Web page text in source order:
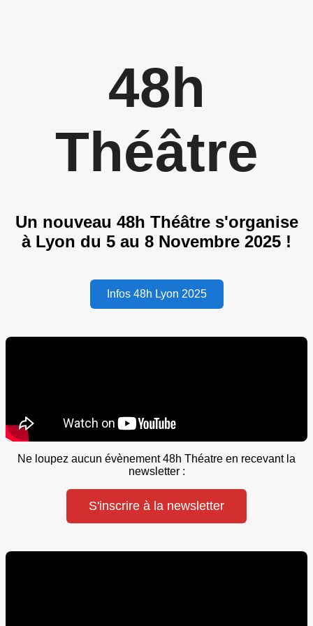
48h
Théâtre
Un nouveau 48h Théâtre s'organise
à Lyon du 5 au 8 Novembre 2025 !
Infos 48h Lyon 2025
Ne loupez aucun évènement 48h Théatre en recevant la
newsletter :
S'inscrire à la newsletter